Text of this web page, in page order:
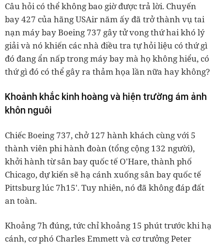
Câu hỏi có thể không bao giờ được trả lời. Chuyến
bay 427 của hãng USAir năm ấy đã trở thành vụ tai
nạn máy bay Boeing 737 gây tử vong thứ hai khó lý
giải và nó khiến các nhà điều tra tự hỏi liệu có thứ gì
đó đang ẩn nấp trong máy bay mà họ không hiểu, có
thứ gì đó có thể gây ra thảm họa lần nữa hay không?
Khoảnh khắc kinh hoàng và hiện trường ám ảnh
khôn nguôi
Chiếc Boeing 737, chở 127 hành khách cùng với 5
thành viên phi hành đoàn (tổng cộng 132 người),
khởi hành từ sân bay quốc tế O'Hare, thành phố
Chicago, dự kiến sẽ hạ cánh xuống sân bay quốc tế
Pittsburg lúc 7h15'. Tuy nhiên, nó đã không đáp đất
an toàn.
Khoảng 7h đúng, tức chỉ khoảng 15 phút trước khi hạ
cánh, cơ phó Charles Emmett và cơ trưởng Peter